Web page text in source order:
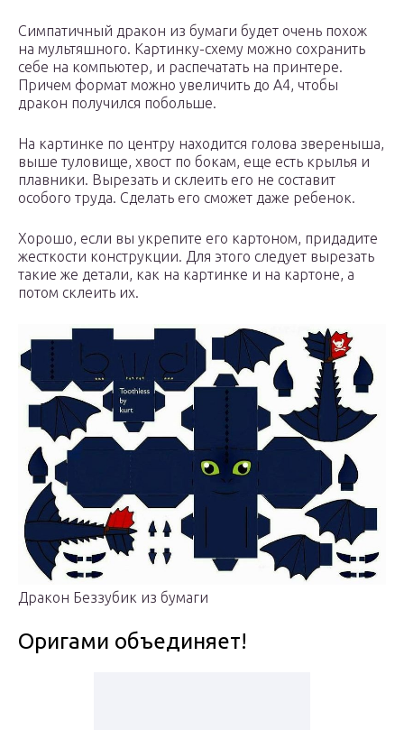
Симпатичный дракон из бумаги будет очень похож
на мультяшного. Картинку-схему можно сохранить
себе на компьютер, и распечатать на принтере.
Причем формат можно увеличить до А4, чтобы
дракон получился побольше.
На картинке по центру находится голова звереныша,
выше туловище, хвост по бокам, еще есть крылья и
плавники. Вырезать и склеить его не составит
особого труда. Сделать его сможет даже ребенок.
Хорошо, если вы укрепите его картоном, придадите
жесткости конструкции. Для этого следует вырезать
такие же детали, как на картинке и на картоне, а
потом склеить их.
Дракон Беззубик из бумаги
Оригами объединяет!